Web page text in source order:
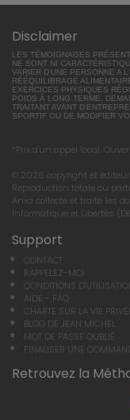
Disclaimer
LES TÉMOIGNAGES
NE SONT NI
VARIER D'UNE PERSONNE A
RÉÉQUILIBRAGE
EXERCICES PHYSIQUES
POIDS À LONG TERME.
TRAITANT AVANT
SPORTIF OU DE MODIFIER
*Prix d'un appel local.
© 2026 copyright et éditeur
Reproduction totale ou
Anxa collecte et traite les
Informatique et Libertés
Support
CONTACT
RAPPELEZ-MOI
CONDITIONS
AIDE - FAQ
CHARTE SUR LA VIE
BLOG DE JEAN MICHEL
MOT DE PASSE OUBLIÉ
FINALISER UNE
Retrouvez la